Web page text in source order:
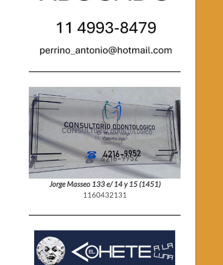
Jorge Masseo 133 e/ 14 y 15 (1451)
1160432131